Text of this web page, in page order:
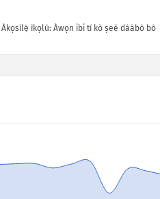
Àkọsílẹ̀ ìkọlù: Àwọn ibi tí kò ṣeé dáàbò bò